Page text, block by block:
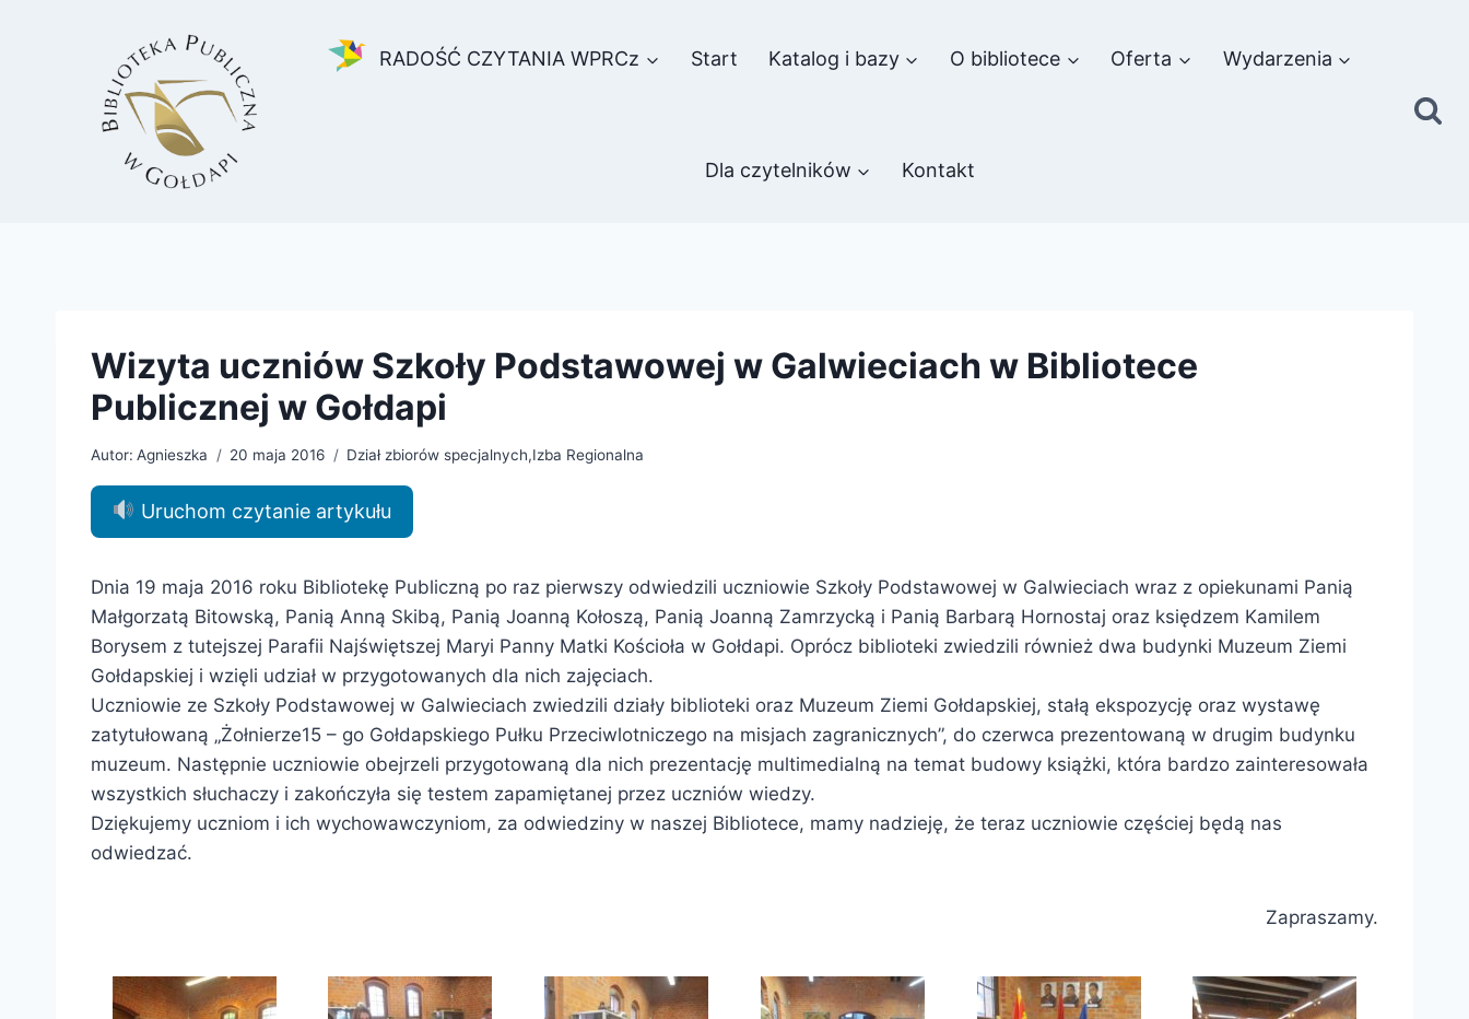
RADOŚĆ CZYTANIA WPRCz Start Katalog i bazy O bibliotece Oferta Wydarzenia
Dla czytelników Kontakt
Wizyta uczniów Szkoły Podstawowej w Galwieciach w Bibliotece
Publicznej w Gołdapi
Autor: Agnieszka 20 maja 2016 Dział zbiorów specjalnych,Izba Regionalna
Uruchom czytanie artykułu
Dnia 19 maja 2016 roku Bibliotekę Publiczną po raz pierwszy odwiedzili uczniowie Szkoły Podstawowej w Galwieciach wraz z opiekunami Panią
Małgorzatą Bitowską, Panią Anną Skibą, Panią Joanną Kołoszą, Panią Joanną Zamrzycką i Panią Barbarą Hornostaj oraz księdzem Kamilem
Borysem z tutejszej Parafii Najświętszej Maryi Panny Matki Kościoła w Gołdapi. Oprócz biblioteki zwiedzili również dwa budynki Muzeum Ziemi
Gołdapskiej i wzięli udział w przygotowanych dla nich zajęciach.
Uczniowie ze Szkoły Podstawowej w Galwieciach zwiedzili działy biblioteki oraz Muzeum Ziemi Gołdapskiej, stałą ekspozycję oraz wystawę
zatytułowaną „Żołnierze15 – go Gołdapskiego Pułku Przeciwlotniczego na misjach zagranicznych”, do czerwca prezentowaną w drugim budynku
muzeum. Następnie uczniowie obejrzeli przygotowaną dla nich prezentację multimedialną na temat budowy książki, która bardzo zainteresowała
wszystkich słuchaczy i zakończyła się testem zapamiętanej przez uczniów wiedzy.
Dziękujemy uczniom i ich wychowawczyniom, za odwiedziny w naszej Bibliotece, mamy nadzieję, że teraz uczniowie częściej będą nas
odwiedzać.
Zapraszamy.